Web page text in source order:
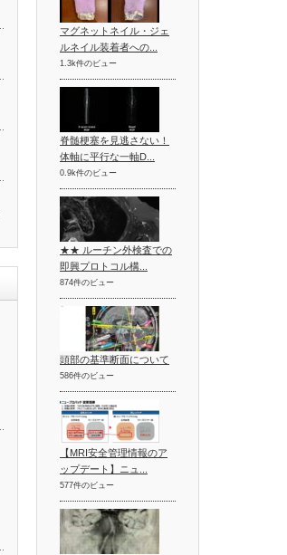
マグネットネイル・ジェ
ルネイル装着者への...
1.3k件のビュー
脊髄梗塞を見逃さない！
体軸に平行な一軸D...
0.9k件のビュー
★★ ルーチン外検査での
即興プロトコル構...
874件のビュー
頭部の基準断面について
586件のビュー
【MRI安全管理情報のア
ップデート】ニュ...
577件のビュー